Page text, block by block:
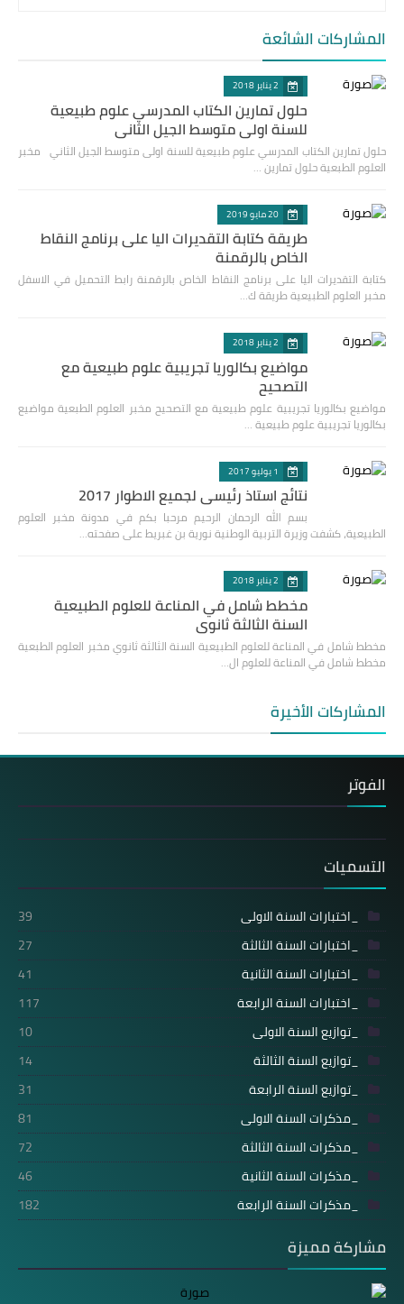
المشاركات الشائعة
2 يناير 2018
حلول تمارين الكتاب المدرسي علوم طبيعية
للسنة اولى متوسط الجيل الثاني
حلول تمارين الكتاب المدرسي علوم طبيعية للسنة اولى متوسط الجيل الثاني مخبر
العلوم الطبعية حلول تمارين …
20 مايو 2019
طريقة كتابة التقديرات اليا على برنامج النقاط
الخاص بالرقمنة
كتابة التقديرات اليا على برنامج النقاط الخاص بالرقمنة رابط التحميل في الاسفل
مخبر العلوم الطبيعية طريقة ك…
2 يناير 2018
مواضيع بكالوريا تجريبية علوم طبيعية مع
التصحيح
مواضيع بكالوريا تجريبية علوم طبيعية مع التصحيح مخبر العلوم الطبعية مواضيع
بكالوريا تجريبية علوم طبيعية …
1 يوليو 2017
نتائج استاذ رئيسي لجميع الاطوار 2017
بسم الله الرحمان الرحيم مرحبا بكم في مدونة مخبر العلوم
الطبيعية، كشفت وزيرة التربية الوطنية نورية بن غبريط على صفحته…
2 يناير 2018
مخطط شامل في المناعة للعلوم الطبيعية
السنة الثالثة ثانوي
مخطط شامل في المناعة للعلوم الطبيعية السنة الثالثة ثانوي مخبر العلوم الطبعية
مخطط شامل في المناعة للعلوم ال…
المشاركات الأخيرة
الفوتر
التسميات
_اختبارات السنة الاولى
39
_اختبارات السنة الثالثة
27
_اختبارات السنة الثانية
41
_اختبارات السنة الرابعة
117
_توازيع السنة الاولى
10
_توازيع السنة الثالثة
14
_توازيع السنة الرابعة
31
_مذكرات السنة الاولى
81
_مذكرات السنة الثالثة
72
_مذكرات السنة الثانية
46
_مذكرات السنة الرابعة
182
مشاركة مميزة